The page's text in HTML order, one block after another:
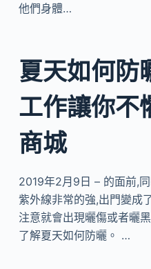
他們身體…
夏天如何防
工作讓你不
商城
2019年2月9日 – 的面前,
紫外線非常的強,出門變成
注意就會出現曬傷或者曬
了解夏天如何防曬。 …